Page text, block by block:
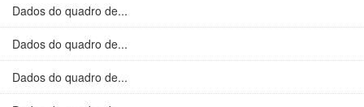
Dados do quadro de...
Dados do quadro de...
Dados do quadro de...